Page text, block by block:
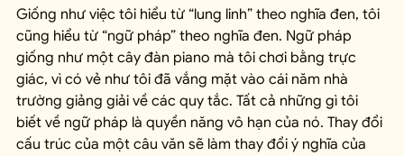
Giống như việc tôi hiểu từ “lung linh” theo nghĩa đen, tôi
cũng hiểu từ “ngữ pháp” theo nghĩa đen. Ngữ pháp
giống như một cây đàn piano mà tôi chơi bằng trực
giác, vì có vẻ như tôi đã vắng mặt vào cái năm nhà
trường giảng giải về các quy tắc. Tất cả những gì tôi
biết về ngữ pháp là quyền năng vô hạn của nó. Thay đổi
cấu trúc của một câu văn sẽ làm thay đổi ý nghĩa của